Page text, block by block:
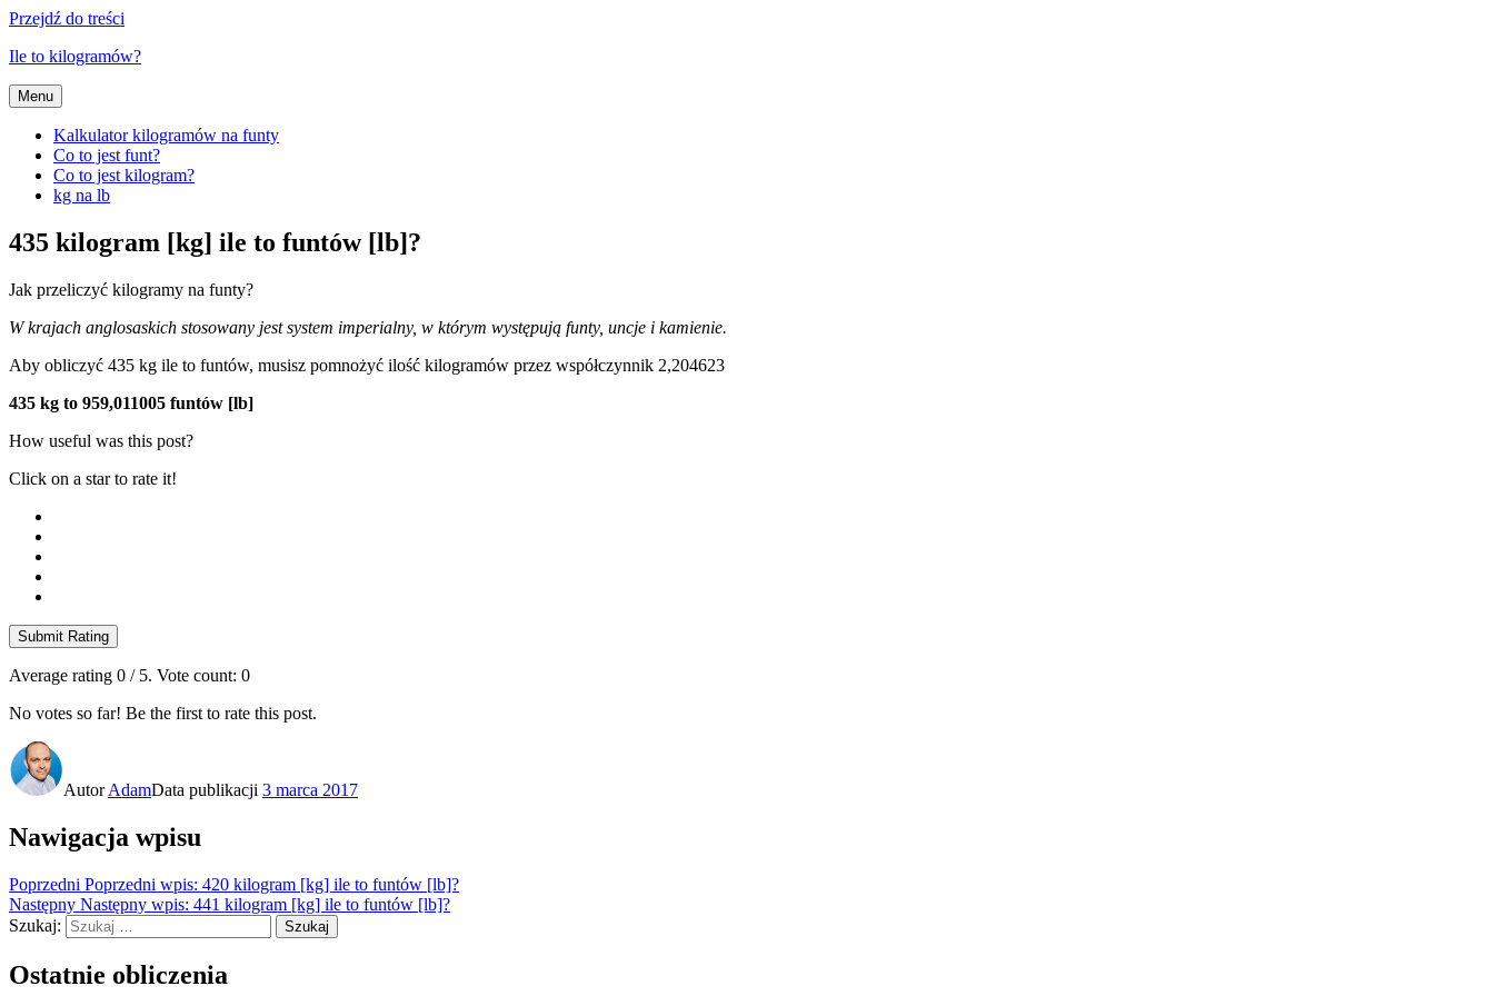
Przejdź do treści
Ile to kilogramów?
Menu
Kalkulator kilogramów na funty
Co to jest funt?
Co to jest kilogram?
kg na lb
435 kilogram [kg] ile to funtów [lb]?
Jak przeliczyć kilogramy na funty?
W krajach anglosaskich stosowany jest system imperialny, w którym występują funty, uncje i kamienie.
Aby obliczyć 435 kg ile to funtów, musisz pomnożyć ilość kilogramów przez współczynnik 2,204623
435 kg to 959,011005 funtów [lb]
How useful was this post?
Click on a star to rate it!
Submit Rating
Average rating 0 / 5. Vote count: 0
No votes so far! Be the first to rate this post.
AutorAdamData publikacji 3 marca 2017
Nawigacja wpisu
Poprzedni Poprzedni wpis: 420 kilogram [kg] ile to funtów [lb]?
Następny Następny wpis: 441 kilogram [kg] ile to funtów [lb]?
Szukaj:
Szukaj
Ostatnie obliczenia